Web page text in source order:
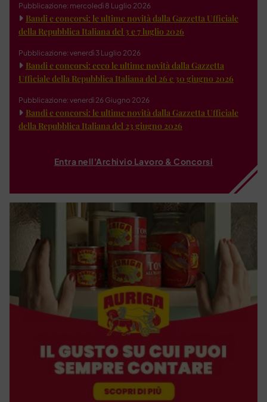
Pubblicazione: mercoledì 8 Luglio 2026
Bandi e concorsi: le ultime novità dalla Gazzetta Ufficiale
della Repubblica Italiana del 3 e 7 luglio 2026
Pubblicazione: venerdì 3 Luglio 2026
Bandi e concorsi: ecco le ultime novità dalla Gazzetta
Ufficiale della Repubblica Italiana del 26 e 30 giugno 2026
Pubblicazione: venerdì 26 Giugno 2026
Bandi e concorsi: le ultime novità dalla Gazzetta Ufficiale
della Repubblica Italiana del 23 giugno 2026
Entra nell'Archivio Lavoro & Concorsi